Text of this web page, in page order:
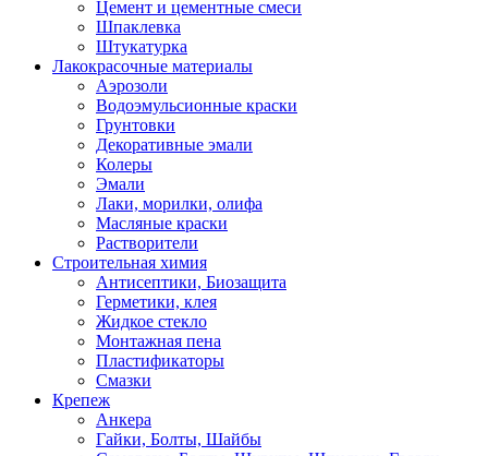
Цемент и цементные смеси
Шпаклевка
Штукатурка
Лакокрасочные материалы
Аэрозоли
Водоэмульсионные краски
Грунтовки
Декоративные эмали
Колеры
Эмали
Лаки, морилки, олифа
Масляные краски
Растворители
Строительная химия
Антисептики, Биозащита
Герметики, клея
Жидкое стекло
Монтажная пена
Пластификаторы
Смазки
Крепеж
Анкера
Гайки, Болты, Шайбы